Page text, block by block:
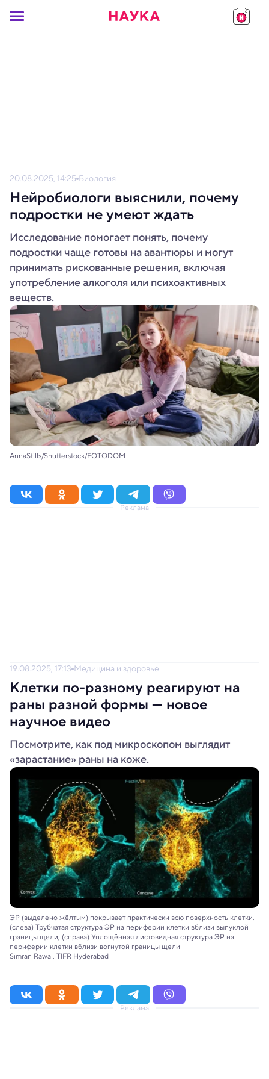
20.08.2025, 14:25 Биология
Нейробиологи выяснили, почему
подростки не умеют ждать
Исследование помогает понять, почему
подростки чаще готовы на авантюры и могут
принимать рискованные решения, включая
употребление алкоголя или психоактивных
веществ.
AnnaStills/Shutterstock/FOTODOM
Реклама
19.08.2025, 17:13 Медицина и здоровье
Клетки по-разному реагируют на
раны разной формы — новое
научное видео
Посмотрите, как под микроскопом выглядит
«зарастание» раны на коже.
ЭР (выделено жёлтым) покрывает практически всю поверхность клетки.
(слева) Трубчатая структура ЭР на периферии клетки вблизи выпуклой
границы щели; (справа) Уплощённая листовидная структура ЭР на
периферии клетки вблизи вогнутой границы щели
Simran Rawal, TIFR Hyderabad
Реклама